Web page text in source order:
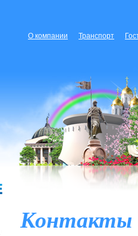
О компании Транспорт
Контакты